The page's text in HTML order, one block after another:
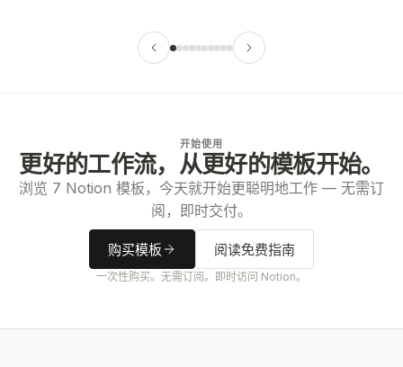
开始使用
更好的工作流，从更好的模板开始。
浏览 7 Notion 模板，今天就开始更聪明地工作 — 无需订
阅，即时交付。
购买模板 阅读免费指南
一次性购买。无需订阅。即时访问 Notion。